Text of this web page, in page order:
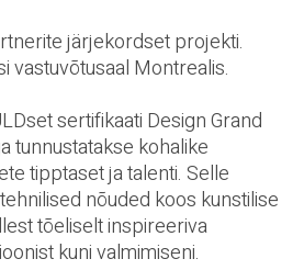
järjekordset projekti.
vastuvõtusaal Montrealis.
sertifikaati Design Grand
tunnustatakse kohalike
tipptaset ja talenti. Selle
nõuded koos kunstilise
tõeliselt inspireeriva
kuni valmimiseni.